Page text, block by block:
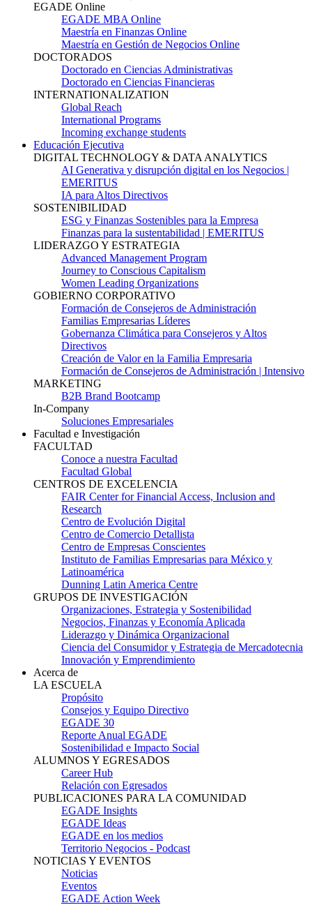
EGADE Online
EGADE MBA Online
Maestría en Finanzas Online
Maestría en Gestión de Negocios Online
DOCTORADOS
Doctorado en Ciencias Administrativas
Doctorado en Ciencias Financieras
INTERNATIONALIZATION
Global Reach
International Programs
Incoming exchange students
Educación Ejecutiva
DIGITAL TECHNOLOGY & DATA ANALYTICS
AI Generativa y disrupción digital en los Negocios |
EMERITUS
IA para Altos Directivos
SOSTENIBILIDAD
ESG y Finanzas Sostenibles para la Empresa
Finanzas para la sustentabilidad | EMERITUS
LIDERAZGO Y ESTRATEGIA
Advanced Management Program
Journey to Conscious Capitalism
Women Leading Organizations
GOBIERNO CORPORATIVO
Formación de Consejeros de Administración
Familias Empresarias Líderes
Gobernanza Climática para Consejeros y Altos
Directivos
Creación de Valor en la Familia Empresaria
Formación de Consejeros de Administración | Intensivo
MARKETING
B2B Brand Bootcamp
In-Company
Soluciones Empresariales
Facultad e Investigación
FACULTAD
Conoce a nuestra Facultad
Facultad Global
CENTROS DE EXCELENCIA
FAIR Center for Financial Access, Inclusion and
Research
Centro de Evolución Digital
Centro de Comercio Detallista
Centro de Empresas Conscientes
Instituto de Familias Empresarias para México y
Latinoamérica
Dunning Latin America Centre
GRUPOS DE INVESTIGACIÓN
Organizaciones, Estrategia y Sostenibilidad
Negocios, Finanzas y Economía Aplicada
Liderazgo y Dinámica Organizacional
Ciencia del Consumidor y Estrategia de Mercadotecnia
Innovación y Emprendimiento
Acerca de
LA ESCUELA
Propósito
Consejos y Equipo Directivo
EGADE 30
Reporte Anual EGADE
Sostenibilidad e Impacto Social
ALUMNOS Y EGRESADOS
Career Hub
Relación con Egresados
PUBLICACIONES PARA LA COMUNIDAD
EGADE Insights
EGADE Ideas
EGADE en los medios
Territorio Negocios - Podcast
NOTICIAS Y EVENTOS
Noticias
Eventos
EGADE Action Week